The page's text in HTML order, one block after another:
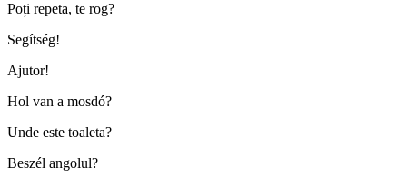
Poți repeta, te rog?
Segítség!
Ajutor!
Hol van a mosdó?
Unde este toaleta?
Beszél angolul?